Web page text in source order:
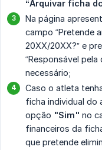
“Arquivar ficha
Na página
campo “Pretende
20XX/20XX?” e
“Responsável pela
necessário;
Caso o atleta
ficha individual do
opção "Sim" no
financeiros da
que pretende